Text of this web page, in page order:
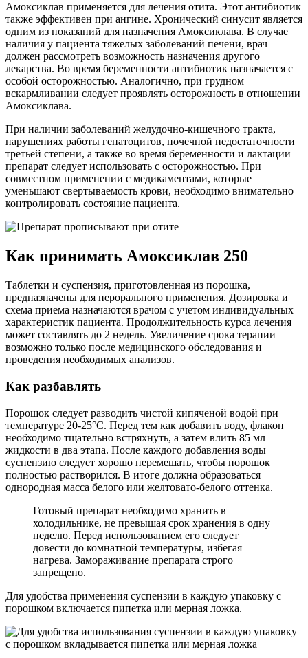
Амоксиклав применяется для лечения отита. Этот антибиотик
также эффективен при ангине. Хронический синусит является
одним из показаний для назначения Амоксиклава. В случае
наличия у пациента тяжелых заболеваний печени, врач
должен рассмотреть возможность назначения другого
лекарства. Во время беременности антибиотик назначается с
особой осторожностью. Аналогично, при грудном
вскармливании следует проявлять осторожность в отношении
Амоксиклава.
При наличии заболеваний желудочно-кишечного тракта,
нарушениях работы гепатоцитов, почечной недостаточности
третьей степени, а также во время беременности и лактации
препарат следует использовать с осторожностью. При
совместном применении с медикаментами, которые
уменьшают свертываемость крови, необходимо внимательно
контролировать состояние пациента.
Как принимать Амоксиклав 250
Таблетки и суспензия, приготовленная из порошка,
предназначены для перорального применения. Дозировка и
схема приема назначаются врачом с учетом индивидуальных
характеристик пациента. Продолжительность курса лечения
может составлять до 2 недель. Увеличение срока терапии
возможно только после медицинского обследования и
проведения необходимых анализов.
Как разбавлять
Порошок следует разводить чистой кипяченой водой при
температуре 20-25°C. Перед тем как добавить воду, флакон
необходимо тщательно встряхнуть, а затем влить 85 мл
жидкости в два этапа. После каждого добавления воды
суспензию следует хорошо перемешать, чтобы порошок
полностью растворился. В итоге должна образоваться
однородная масса белого или желтовато-белого оттенка.
Готовый препарат необходимо хранить в
холодильнике, не превышая срок хранения в одну
неделю. Перед использованием его следует
довести до комнатной температуры, избегая
нагрева. Замораживание препарата строго
запрещено.
Для удобства применения суспензии в каждую упаковку с
порошком включается пипетка или мерная ложка.